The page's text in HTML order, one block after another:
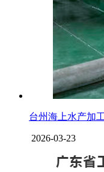
台州海上水产加
2026-03-23